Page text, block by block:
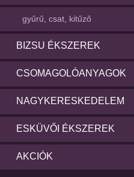
gyűrű, csat, kitűző
BIZSU ÉKSZEREK
CSOMAGOLÓANYAGOK
NAGYKERESKEDELEM
ESKÜVŐI ÉKSZEREK
AKCIÓK